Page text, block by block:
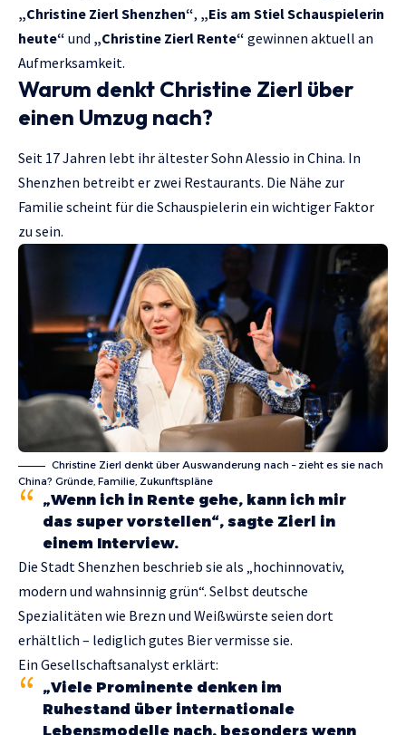
„Christine Zierl Shenzhen“, „Eis am Stiel Schauspielerin
heute“ und „Christine Zierl Rente“ gewinnen aktuell an
Aufmerksamkeit.
Warum denkt Christine Zierl über
einen Umzug nach?
Seit 17 Jahren lebt ihr ältester Sohn Alessio in China. In
Shenzhen betreibt er zwei Restaurants. Die Nähe zur
Familie scheint für die Schauspielerin ein wichtiger Faktor
zu sein.
Christine Zierl denkt über Auswanderung nach – zieht es sie nach
China? Gründe, Familie, Zukunftspläne
„Wenn ich in Rente gehe, kann ich mir
das super vorstellen“, sagte Zierl in
einem Interview.
Die Stadt Shenzhen beschrieb sie als „hochinnovativ,
modern und wahnsinnig grün“. Selbst deutsche
Spezialitäten wie Brezn und Weißwürste seien dort
erhältlich – lediglich gutes Bier vermisse sie.
Ein Gesellschaftsanalyst erklärt:
„Viele Prominente denken im
Ruhestand über internationale
Lebensmodelle nach, besonders wenn